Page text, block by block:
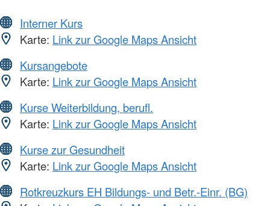
Interner Kurs
Karte: Link zur Google Maps Ansicht
Kursangebote
Karte: Link zur Google Maps Ansicht
Kurse Weiterbildung, berufl.
Karte: Link zur Google Maps Ansicht
Kurse zur Gesundheit
Karte: Link zur Google Maps Ansicht
Rotkreuzkurs EH Bildungs- und Betr.-Einr. (BG)